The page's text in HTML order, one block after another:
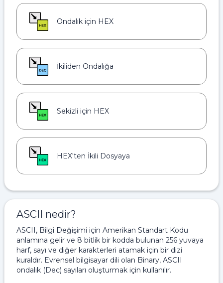
Ondalık için HEX
İkiliden Ondalığa
Sekizli için HEX
HEX'ten İkili Dosyaya
ASCII nedir?
ASCII, Bilgi Değişimi için Amerikan Standart Kodu
anlamına gelir ve 8 bitlik bir kodda bulunan 256 yuvaya
harf, sayı ve diğer karakterleri atamak için bir dizi
kuraldır. Evrensel bilgisayar dili olan Binary, ASCII
ondalık (Dec) sayıları oluşturmak için kullanılır.